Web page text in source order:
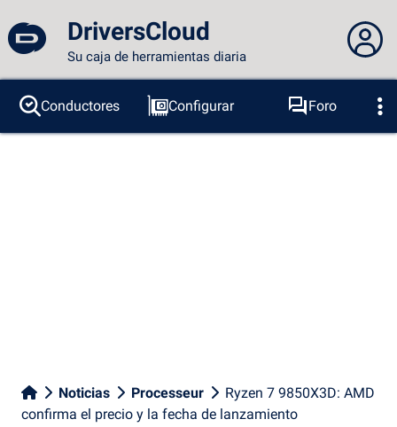
DriversCloud
Su caja de herramientas diaria
No estás conectado...
Acceder al sitio
Conductores Configurar
Foro
Sondas
BSOD Herramientas
Noticias Processeur
Ryzen 7 9850X3D: AMD
confirma el precio y la fecha de lanzamiento